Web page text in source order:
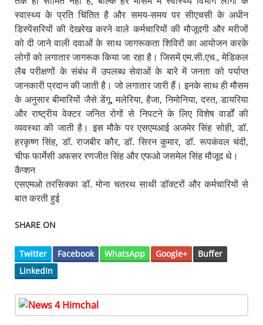
स्वास्थ्य के प्रति चिंतित है और समय-समय पर सीएचसी के अधीन
डिस्पेंसरियों की देखरेख करने वाले कर्मचारियों की मौजूदगी और मरीजों
को दी जाने वाली दवाओं के साथ जागरूकता शिविरों का आयोजन करके
लोगों को लगातार जागरूक किया जा रहा है। जिसमें एम.सी.एच., मेडिकल
लैब परीक्षणों के संबंध में उपलब्ध सेवाओं के बारे में जनता को पर्याप्त
जानकारी प्रदान की जाती है। जो लगातार जारी हैं। इनके साथ ही मौसम
के अनुसार बीमारियों जैसे डेंगू, मलेरिया, हैजा, निमोनिया, दस्त, डायरिया
और राष्ट्रीय वेक्टर जनित रोगों से निपटने के लिए विशेष वार्डों की
व्यवस्था की जाती है। इस मौके पर एसएमआई अजमेर सिंह सोही, डॉ.
हरकृष्ण सिंह, डॉ. राजबीर कौर, डॉ. सिरन कुमार, डॉ. रूपकंवल चंदी,
चीफ फार्मेसी अफसर रणजीत सिंह और एफओ जसमेल सिंह मौजूद थे।
कैप्शन
एसएमओ तरसिक्का डॉ. मोना चतरथ साथी डॉक्टरों और कर्मचारियों से
बात करती हुई
SHARE ON
Twitter Facebook WhatsApp Google+
Buffer
LinkedIn